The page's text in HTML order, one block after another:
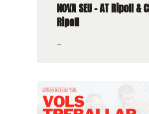
NOVA SEU – AT Ripoll &
Ripoll
...